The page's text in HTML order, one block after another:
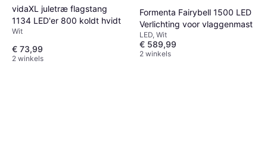
vidaXL juletræ flagstang
1134 LED'er 800 koldt hvidt
Wit
€ 73,99
2 winkels
Formenta Fairybell 1500 LED
Verlichting voor vlaggenmast
LED, Wit
€ 589,99
2 winkels